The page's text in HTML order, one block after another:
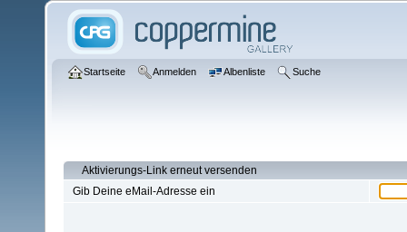
Startseite Anmelden Albenliste Suche
Aktivierungs-Link erneut versenden
Gib Deine eMail-Adresse ein